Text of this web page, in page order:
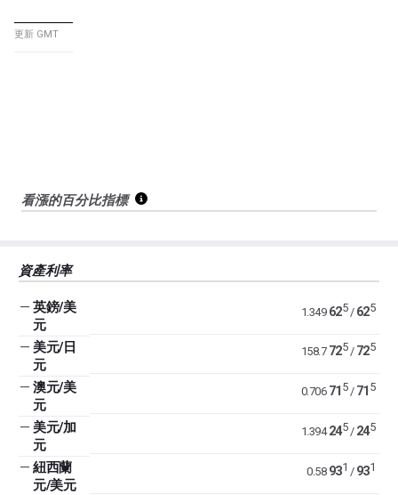
更新 GMT
看漲的百分比指標
資產利率
— 英鎊/美
元
1.349 625/ 625
— 美元/日
元
158.7 725/ 725
— 澳元/美
元
0.706 71 5/ 71 5
— 美元/加
元
1.394 245/ 245
— 紐西蘭
元/美元
0.58 931 / 931